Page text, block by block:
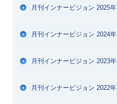
月刊インナービジョン 2025年
月刊インナービジョン 2024年
月刊インナービジョン 2023年
月刊インナービジョン 2022年